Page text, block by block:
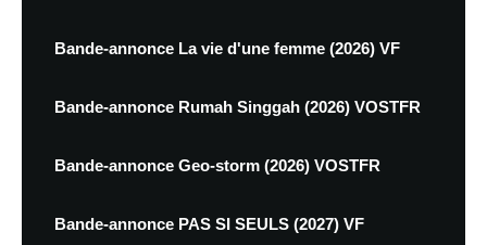
Bande-annonce La vie d'une femme (2026) VF
Bande-annonce Rumah Singgah (2026) VOSTFR
Bande-annonce Geo-storm (2026) VOSTFR
Bande-annonce PAS SI SEULS (2027) VF